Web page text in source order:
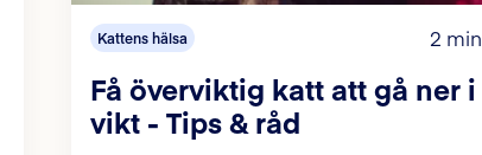
Kattens hälsa 2 min
Få överviktig katt att gå ner i
vikt - Tips & råd